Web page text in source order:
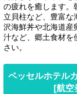
の疲れを癒します。
立貝柱など、豊富な
沢海鮮丼や北海道産
汁など、郷土食材を
さい。
ベッセルホテル
[航空